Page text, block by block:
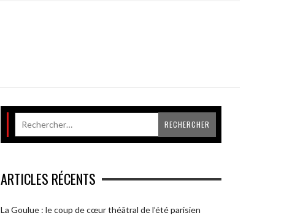
ARTICLES RÉCENTS
La Goulue : le coup de cœur théâtral de l’été parisien